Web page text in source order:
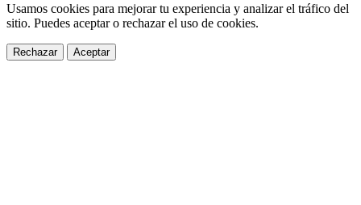
Usamos cookies para mejorar tu experiencia y analizar el tráfico del
sitio. Puedes aceptar o rechazar el uso de cookies.
Rechazar Aceptar